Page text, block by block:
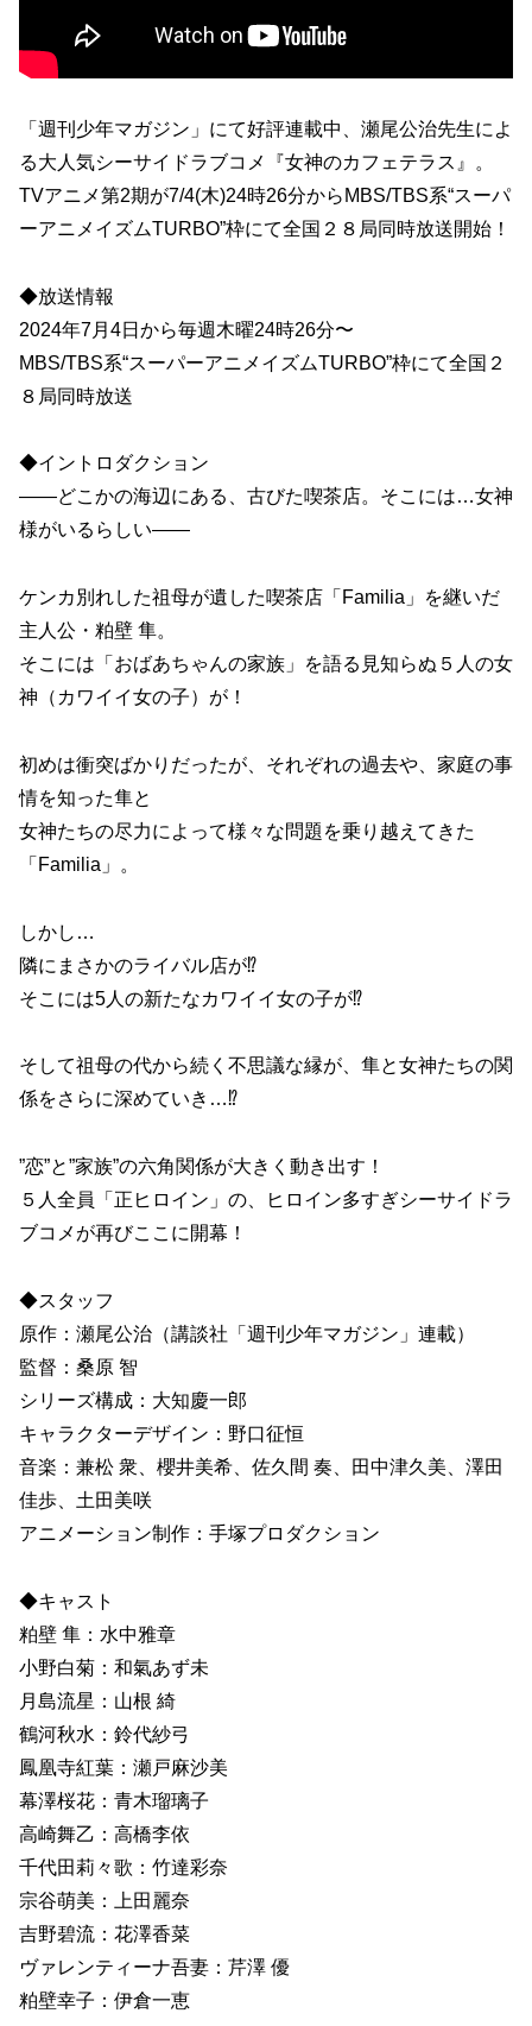
「週刊少年マガジン」にて好評連載中、瀬尾公治先生によ
る大人気シーサイドラブコメ『女神のカフェテラス』。
TVアニメ第2期が7/4(木)24時26分からMBS/TBS系“スーパ
ーアニメイズムTURBO”枠にて全国２８局同時放送開始！
◆放送情報
2024年7月4日から毎週木曜24時26分〜
MBS/TBS系“スーパーアニメイズムTURBO”枠にて全国２
８局同時放送
◆イントロダクション
――どこかの海辺にある、古びた喫茶店。そこには…女神
様がいるらしい――
ケンカ別れした祖母が遺した喫茶店「Familia」を継いだ
主人公・粕壁 隼。
そこには「おばあちゃんの家族」を語る見知らぬ５人の女
神（カワイイ女の子）が！
初めは衝突ばかりだったが、それぞれの過去や、家庭の事
情を知った隼と
女神たちの尽力によって様々な問題を乗り越えてきた
「Familia」。
しかし…
隣にまさかのライバル店が⁉
そこには5人の新たなカワイイ女の子が⁉
そして祖母の代から続く不思議な縁が、隼と女神たちの関
係をさらに深めていき…⁉
”恋”と”家族”の六角関係が大きく動き出す！
５人全員「正ヒロイン」の、ヒロイン多すぎシーサイドラ
ブコメが再びここに開幕！
◆スタッフ
原作：瀬尾公治（講談社「週刊少年マガジン」連載）
監督：桑原 智
シリーズ構成：大知慶一郎
キャラクターデザイン：野口征恒
音楽：兼松 衆、櫻井美希、佐久間 奏、田中津久美、澤田
佳歩、土田美咲
アニメーション制作：手塚プロダクション
◆キャスト
粕壁 隼：水中雅章
小野白菊：和氣あず未
月島流星：山根 綺
鶴河秋水：鈴代紗弓
鳳凰寺紅葉：瀬戸麻沙美
幕澤桜花：青木瑠璃子
高崎舞乙：高橋李依
千代田莉々歌：竹達彩奈
宗谷萌美：上田麗奈
吉野碧流：花澤香菜
ヴァレンティーナ吾妻：芹澤 優
粕壁幸子：伊倉一恵